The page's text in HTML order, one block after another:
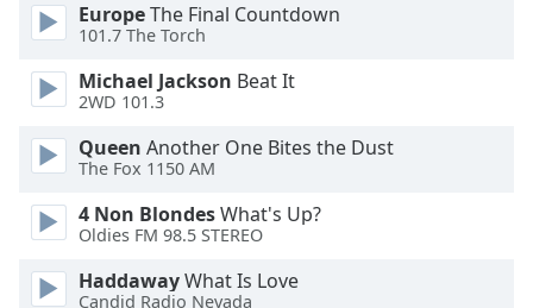
Edge
Style
EuropeThe Final Countdown
101.7 The Torch
Michael Jackson Beat It
2WD 101.3
Queen Another One Bites the Dust
The Fox 1150 AM
4 Non BlondesWhat's Up?
Oldies FM 98.5 STEREO
HaddawayWhat Is Love
Candid Radio Nevada